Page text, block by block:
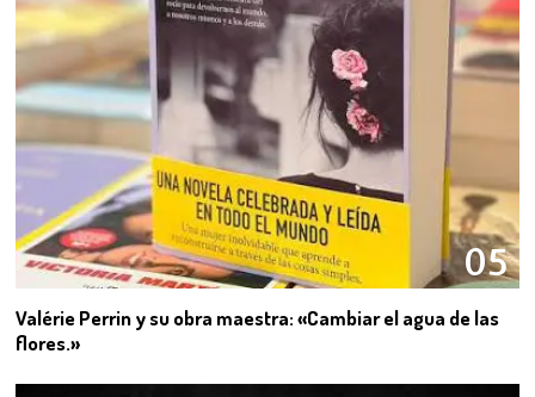
05
Valérie Perrin y su obra maestra: «Cambiar el agua de las
flores.»